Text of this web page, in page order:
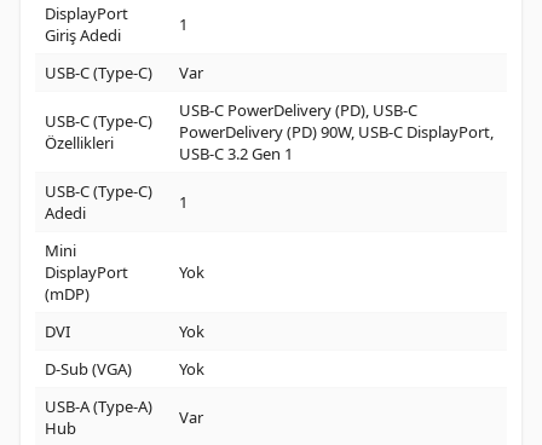
DisplayPort
Giriş Adedi
1
USB-C (Type-C) Var
USB-C (Type-C)
Özellikleri
USB-C PowerDelivery (PD), USB-C
PowerDelivery (PD) 90W, USB-C DisplayPort,
USB-C 3.2 Gen 1
USB-C (Type-C)
Adedi
1
Mini
DisplayPort
(mDP)
Yok
DVI
Yok
D-Sub (VGA)
Yok
USB-A (Type-A)
Hub
Var